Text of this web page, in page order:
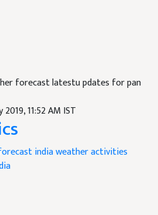
forecast latestu pdates for pan
2019, 11:52 AM IST
india weather activities